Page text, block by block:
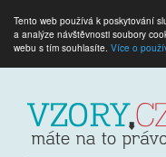
Tento web používá k poskytování
a analýze návštěvnosti soubory
webu s tím souhlasíte. Více o